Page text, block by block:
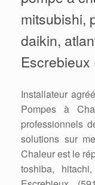
mitsubishi,
daikin,
Escrebieux
Installateur
Pompes à
professionnels
solutions sur
Chaleur est le
toshiba,